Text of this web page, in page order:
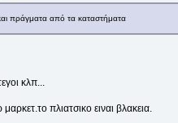
πράγματα από τα καταστήματα
κλπ...
πλιατσικο ειναι βλακεια.